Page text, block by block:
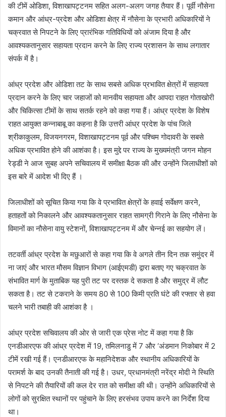
की टीमें ओडिशा, विशाखापट्टनम सहित अलग-अलग जगह तैयार हैं। पूर्वी नौसेना
कमान और आंध्र-प्रदेश और ओडिशा क्षेत्र में नौसेना के प्रभारी अधिकारियों ने
चक्रवात से निपटने के लिए प्रारंभिक गतिविधियों को अंजाम दिया है और
आवश्यकतानुसार सहायता प्रदान करने के लिए राज्य प्रशासन के साथ लगातार
संपर्क में है।
आंध्र प्रदेश और ओडिशा तट के साथ सबसे अधिक प्रभावित क्षेत्रों में सहायता
प्रदान करने के लिए चार जहाजों को मानवीय सहायता और आपदा राहत गोताखोरी
और चिकित्सा टीमों के साथ सतर्क रहने को कहा गया हैं। आंध्र प्रदेश के विशेष
राहत आयुक्त कन्नाबाबू का कहना है कि उत्तरी आंध्र प्रदेश के पांच जिले
श्रीकाकुलम, विजयनगरम, विशाखापट्टनम पूर्व और पश्चिम गोदावरी के सबसे
अधिक प्रभावित होने की आशंका है। इस मुद्दे पर राज्य के मुख्यमंत्री जगन मोहन
रेड्डी ने आज सुबह अपने सचिवालय में समीक्षा बैठक की और उन्होंने जिलाधीशों को
इस बारे में आदेश भी दिए हैं ।
जिलाधीशों को सूचित किया गया कि वे प्रभावित क्षेत्रों के हवाई सर्वेक्षण करने,
हताहतों को निकालने और आवश्यकतानुसार राहत सामग्री गिराने के लिए नौसेना के
विमानों का नौसेना वायु स्टेशनों, विशाखापट्टनम में और चेन्नई का सहयोग लें।
तटवर्ती आंध्र प्रदेश के मछुआरों से कहा गया कि वे अगले तीन दिन तक समुंदर में
ना जाएं और भारत मौसम विज्ञान विभाग (आईएमडी) द्वारा बताए गए चक्रवात के
संभावित मार्ग के मुताबिक यह पुरी तट पर दस्तक दे सकता है और समुद्र में लौट
सकता है। तट से टकराने के समय 80 से 100 किमी प्रति घंटे की रफ्तार से हवा
चलने भारी तबाही की आशंका है ।
आंध्र प्रदेश सचिवालय की ओर से जारी एक प्रेस नोट में कहा गया है कि
एनडीआरएफ की आंध्र प्रदेश में 19, तमिलनाडु में 7 और ‘अंडमान निकोबार में 2
टीमें रखी गई हैं। एनडीआरएफ के महानिदेशक और स्थानीय अधिकारियों के
परामर्श के बाद उनकी तैनाती की गई है। उधर, प्रधानमंत्री नरेंद्र मोदी ने स्थिति
से निपटने की तैयारियों की कल देर रात को समीक्षा की थी। उन्होंने अधिकारियों से
लोगों को सुरक्षित स्थानों पर पहुंचाने के लिए हरसंभव उपाय करने का निर्देश दिया
था।